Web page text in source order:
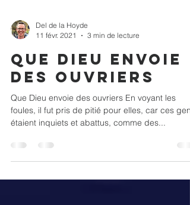
11 févr. 2021
3 min de lecture
que Dieu envoie
des ouvriers
Que Dieu envoie des ouvriers En voyant les
étaient inquiets et abattus, comme des...